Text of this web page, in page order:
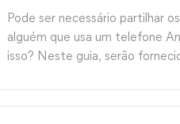
iPhone e Android
Pode ser necessário partilhar
alguém que usa um telefone
isso? Neste guia, serão